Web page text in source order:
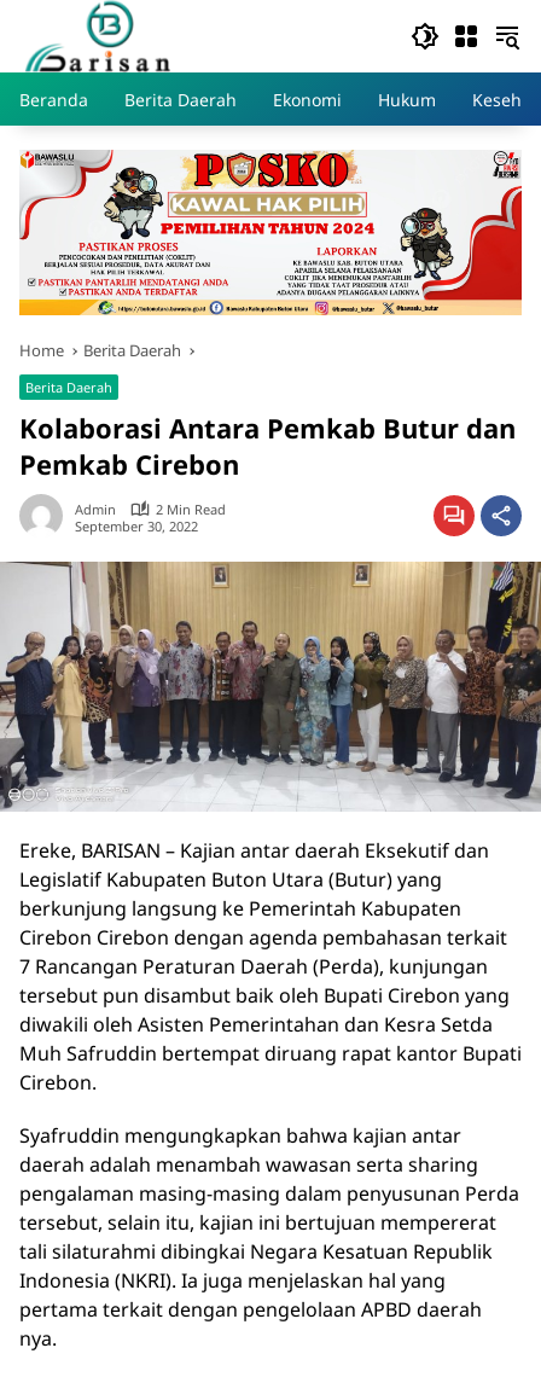
content
Beranda
Berita Daerah Ekonomi Hukum
Home Berita Daerah
Berita Daerah
Kolaborasi Antara Pemkab Butur dan
Pemkab Cirebon
Admin
2 Min Read
September 30, 2022
Ereke, BARISAN – Kajian antar daerah Eksekutif dan
Legislatif Kabupaten Buton Utara (Butur) yang
berkunjung langsung ke Pemerintah Kabupaten
Cirebon Cirebon dengan agenda pembahasan terkait
7 Rancangan Peraturan Daerah (Perda), kunjungan
tersebut pun disambut baik oleh Bupati Cirebon yang
diwakili oleh Asisten Pemerintahan dan Kesra Setda
Muh Safruddin bertempat diruang rapat kantor Bupati
Cirebon.
Syafruddin mengungkapkan bahwa kajian antar
daerah adalah menambah wawasan serta sharing
pengalaman masing-masing dalam penyusunan Perda
tersebut, selain itu, kajian ini bertujuan mempererat
tali silaturahmi dibingkai Negara Kesatuan Republik
Indonesia (NKRI). Ia juga menjelaskan hal yang
pertama terkait dengan pengelolaan APBD daerah
nya.